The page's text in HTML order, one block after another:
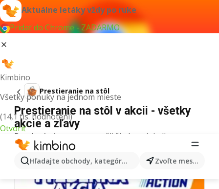
Aktuálne letáky vždy po ruke
Pridať do Chrome - ZADARMO
Kimbino
Všetky ponuky na jednom mieste
(14,1 tis. hodnotení)
Otvoriť
Hľadajte obchody, kategórie, produkty... Zvoľte mesto
Prestieranie na stôl
Prestieranie na stôl v akcii - všetky
akcie a zľavy
Pre daný výraz sme nenašli žiadne výsledky.
Ďalšie letáky z kategórie